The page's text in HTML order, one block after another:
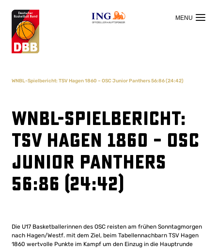
OFFIZIELLER HAUPTSPONSOR
WNBL-Spielbericht: TSV Hagen 1860 – OSC Junior Panthers 56:86 (24:42)
WNBL-Spielbericht:
TSV Hagen 1860 – OSC
Junior Panthers
56:86 (24:42)
Die U17 Basketballerinnen des OSC reisten am frühen Sonntagmorgen
nach Hagen/Westf. mit dem Ziel, beim Tabellennachbarn TSV Hagen
1860 wertvolle Punkte im Kampf um den Einzug in die Hauptrunde